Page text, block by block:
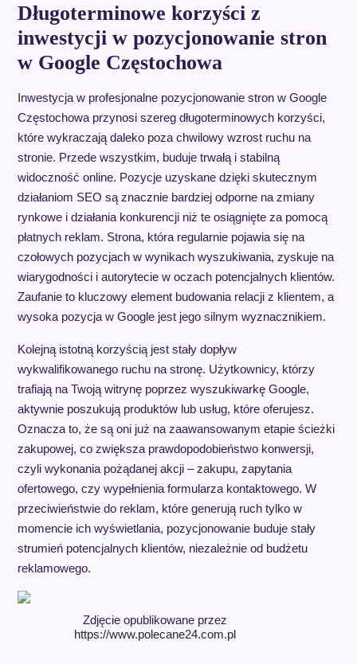
Długoterminowe korzyści z
inwestycji w pozycjonowanie stron
w Google Częstochowa
Inwestycja w profesjonalne pozycjonowanie stron w Google
Częstochowa przynosi szereg długoterminowych korzyści,
które wykraczają daleko poza chwilowy wzrost ruchu na
stronie. Przede wszystkim, buduje trwałą i stabilną
widoczność online. Pozycje uzyskane dzięki skutecznym
działaniom SEO są znacznie bardziej odporne na zmiany
rynkowe i działania konkurencji niż te osiągnięte za pomocą
płatnych reklam. Strona, która regularnie pojawia się na
czołowych pozycjach w wynikach wyszukiwania, zyskuje na
wiarygodności i autorytecie w oczach potencjalnych klientów.
Zaufanie to kluczowy element budowania relacji z klientem, a
wysoka pozycja w Google jest jego silnym wyznacznikiem.
Kolejną istotną korzyścią jest stały dopływ
wykwalifikowanego ruchu na stronę. Użytkownicy, którzy
trafiają na Twoją witrynę poprzez wyszukiwarkę Google,
aktywnie poszukują produktów lub usług, które oferujesz.
Oznacza to, że są oni już na zaawansowanym etapie ścieżki
zakupowej, co zwiększa prawdopodobieństwo konwersji,
czyli wykonania pożądanej akcji – zakupu, zapytania
ofertowego, czy wypełnienia formularza kontaktowego. W
przeciwieństwie do reklam, które generują ruch tylko w
momencie ich wyświetlania, pozycjonowanie buduje stały
strumień potencjalnych klientów, niezależnie od budżetu
reklamowego.
Zdjęcie opublikowane przez
https://www.polecane24.com.pl